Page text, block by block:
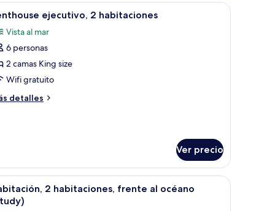
ventilador de techo, televisión, cómoda y vistas al océano.
Amplia sala de estar con techo alto,
10 ejecutivo, 2 habitaciones
Vista al mar
6 personas
2 camas King size
Wifi gratuito
detalles
Ver precio
un balcón con vistas al mar y una zona de comedor con mesa y sillas.
Un pasillo con una puerta blanca, una
6
2 habitaciones, frente al océano